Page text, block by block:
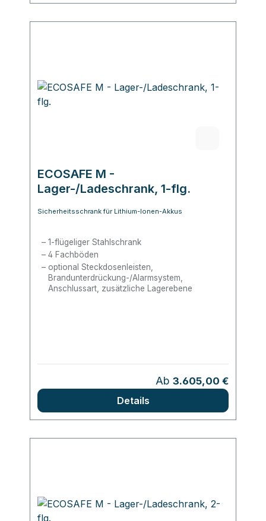
ECOSAFE M -
Lager-/Ladeschrank, 1-flg.
Sicherheitsschrank für Lithium-Ionen-Akkus
1-flügeliger Stahlschrank
4 Fachböden
optional Steckdosenleisten,
Brandunterdrückung-/Alarmsystem,
Anschlussart, zusätzliche Lagerebene
Regulärer Preis:
Ab 3.605,00 €
Details